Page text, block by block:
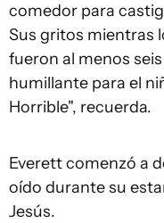
comedor para
Sus gritos mientras
fueron al menos
humillante para el
Horrible", recuerda.
Everett comenzó a
oído durante su
Jesús.